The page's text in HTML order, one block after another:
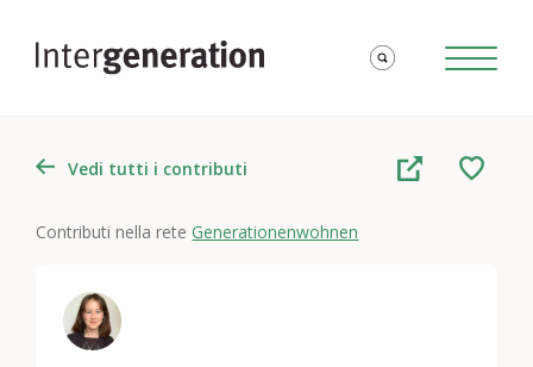
Vedi tutti i contributi
Contributi nella reteGenerationenwohnen